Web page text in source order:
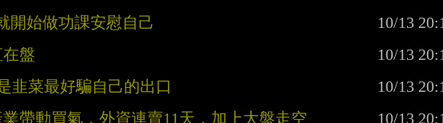
開始做功課安慰自己
盤
韭菜最好騙自己的出口
帶動買氣，外資連賣11天，加上大盤走空